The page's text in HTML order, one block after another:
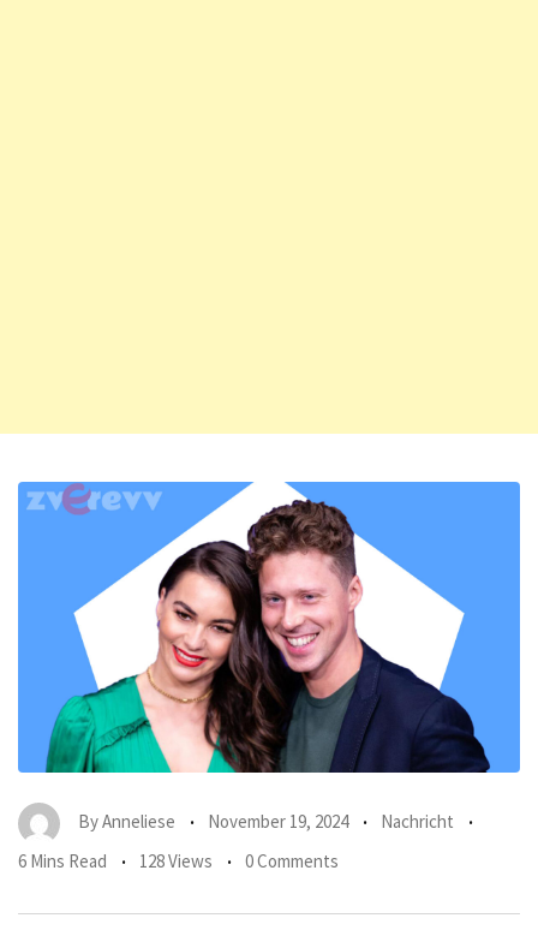
ByAnneliese November 19, 2024
Nachricht
6 Mins Read
128 Views 0 Comments